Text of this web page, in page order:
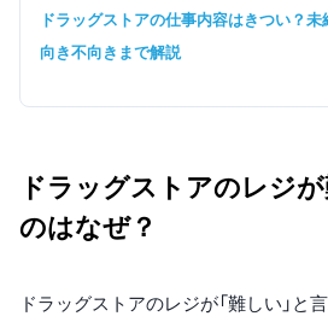
ドラッグストアの仕事内容はきつい？
向き不向きまで解説
ドラッグストアのレジ
のはなぜ？
ドラッグストアのレジが「難しい」と